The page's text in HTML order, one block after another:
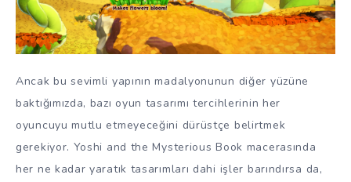
Ancak bu sevimli yapının madalyonunun diğer yüzüne
baktığımızda, bazı oyun tasarımı tercihlerinin her
oyuncuyu mutlu etmeyeceğini dürüstçe belirtmek
gerekiyor. Yoshi and the Mysterious Book macerasında
her ne kadar yaratık tasarımları dahi işler barındırsa da,